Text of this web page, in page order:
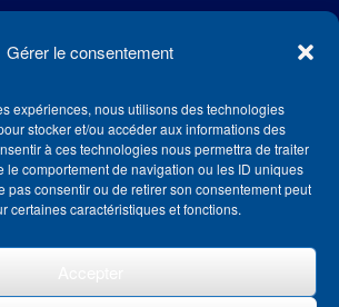
Gérer le consentement
expériences, nous utilisons des technologies
stocker et/ou accéder aux informations des
à ces technologies nous permettra de traiter
le comportement de navigation ou les ID uniques
pas consentir ou de retirer son consentement peut
certaines caractéristiques et fonctions.
EquilibreSante